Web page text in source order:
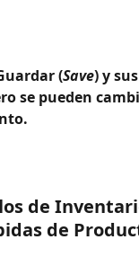
(Save) y
se pueden
de
de